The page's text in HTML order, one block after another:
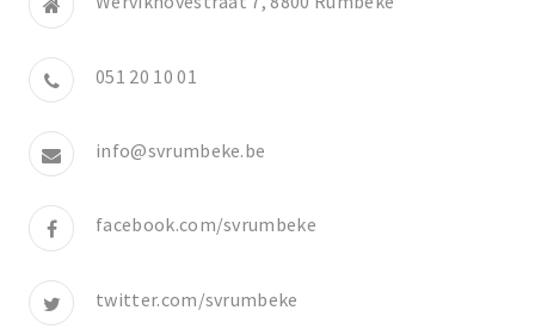
051 20 10 01
info@svrumbeke.be
facebook.com/svrumbeke
twitter.com/svrumbeke